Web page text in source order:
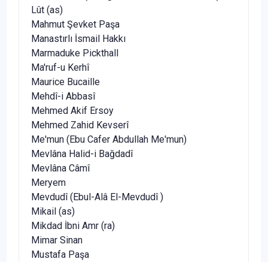
Lût (as)
Mahmut Şevket Paşa
Manastırlı İsmail Hakkı
Marmaduke Pickthall
Ma'ruf-u Kerhî
Maurice Bucaille
Mehdî-i Abbasî
Mehmed Akif Ersoy
Mehmed Zahid Kevserî
Me'mun (Ebu Cafer Abdullah Me'mun)
Mevlâna Halid-i Bağdadî
Mevlâna Câmî
Meryem
Mevdudî (Ebul-Alâ El-Mevdudî )
Mikail (as)
Mikdad İbni Amr (ra)
Mimar Sinan
Mustafa Paşa